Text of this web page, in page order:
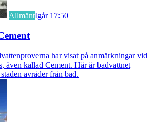
AllmäntIgår 17:50
har visat på anmärkningar vid
även kallad Cement. Här är badvattnet
avråder från bad.